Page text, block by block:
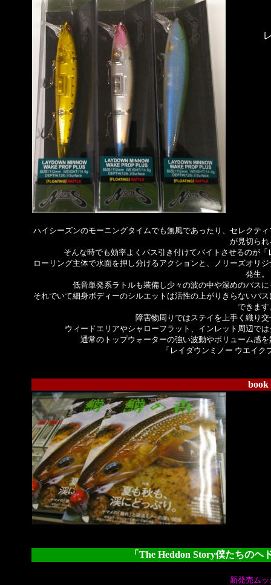
ハイシーズンのモーニングタイムでも無風であったり、セレクテ
が見切られ
そんな時でも効率よくバス引き付けてバイトさせるのが
ローリング主体で水面を押し分けるアクションと、ノリーズオリ
発生。
低音単発系ラトルも装備し少々の波の中や深めのバス
それでいて細身ボディーのシルエットは活性の上がりきらないバ
できます
障害物周りではステイを上手く織り
ウィードエリアやシャローフラット、インレット周辺で
通常のトップウォーターの強い波動やボリューム感
「レイダウンミノー ウエイ
book
「The Heddon Story僕たちの
新発売ムッ